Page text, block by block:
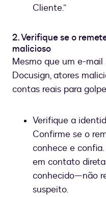
Cliente.”
2. Verifique se o
malicioso
Mesmo que um e-
Docusign, atores
contas reais para
Verifique a
Confirme se o
conhece e
em contato
conhecido—não
suspeito.